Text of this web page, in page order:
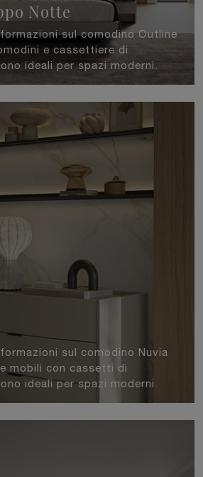
Notte
sul comodino Outline
e cassettiere di
ideali per spazi moderni.
sul comodino Nuvia
mobili con cassetti di
ideali per spazi moderni.